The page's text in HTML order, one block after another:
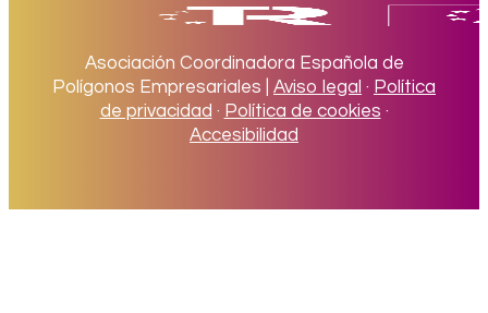
Asociación Coordinadora Española de
Polígonos Empresariales | Aviso legal · Política
de privacidad · Política de cookies ·
Accesibilidad